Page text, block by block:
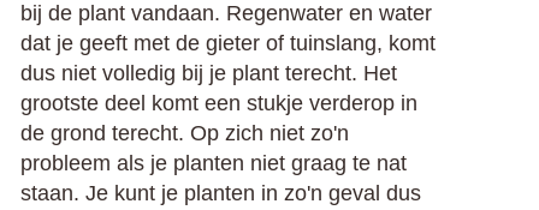
bij de plant vandaan. Regenwater en water
dat je geeft met de gieter of tuinslang, komt
dus niet volledig bij je plant terecht. Het
grootste deel komt een stukje verderop in
de grond terecht. Op zich niet zo'n
probleem als je planten niet graag te nat
staan. Je kunt je planten in zo'n geval dus